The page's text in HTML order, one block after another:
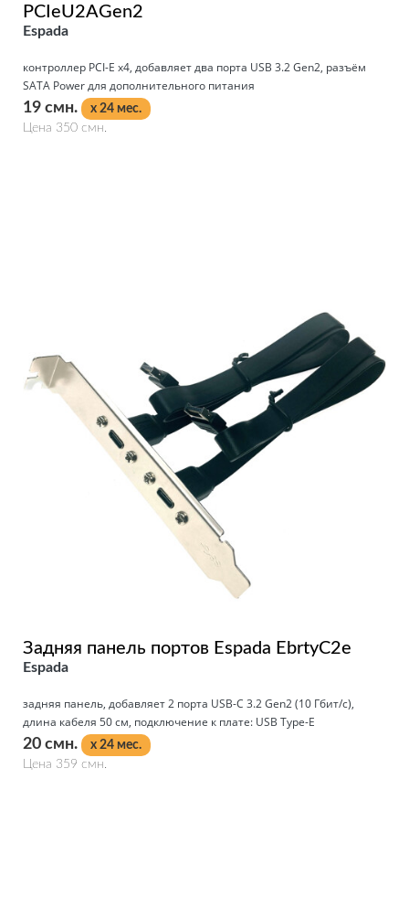
PCIeU2AGen2
Espada
контроллер PCI-E x4, добавляет два порта USB 3.2 Gen2, разъём
SATA Power для дополнительного питания
19 смн.
x 24 мес.
Цена 350 смн.
Задняя панель портов Espada EbrtyC2e
Espada
задняя панель, добавляет 2 порта USB-C 3.2 Gen2 (10 Гбит/с),
длина кабеля 50 см, подключение к плате: USB Type-E
20 смн.
x 24 мес.
Цена 359 смн.